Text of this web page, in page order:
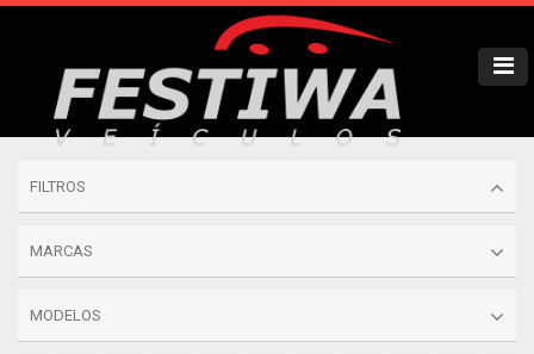
FILTROS
MARCAS
MODELOS